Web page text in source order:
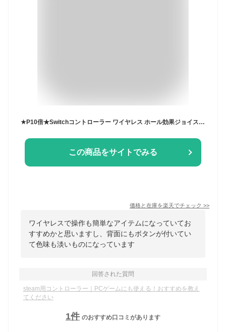
この商品をサイトでみる
価格と在庫を楽天でチェック >>
ワイヤレスで操作も簡単なアイテムになっていてお
すすめかと思いますし、背面にもボタンが付いてい
て色味も淡いものになっています
回答された質問
steam用コントローラー｜PCゲームにも使える！おすすめを教え
てください
1件 のおすすめ口コミがあります